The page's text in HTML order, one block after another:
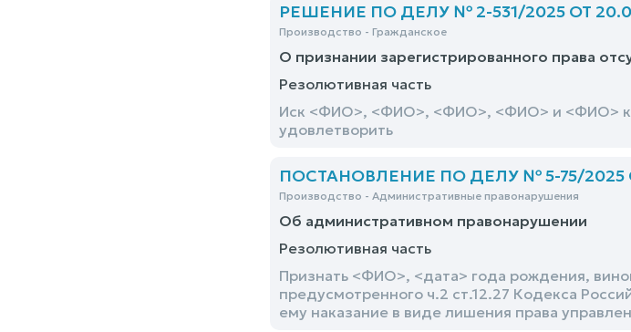
РЕШЕНИЕ ПО ДЕЛУ № 2-531/2025 ОТ
Производство - Гражданское
О признании зарегистрированного права
Резолютивная часть
Иск <ФИО>, <ФИО>, <ФИО>, <ФИО> и <ФИО> к
удовлетворить
ПОСТАНОВЛЕНИЕ ПО ДЕЛУ № 5-75/2025
Производство - Административные правонарушения
Об административном правонарушении
Резолютивная часть
Признать <ФИО>, <дата> года рождения,
предусмотренного ч.2 ст.12.27 Кодекса
ему наказание в виде лишения права